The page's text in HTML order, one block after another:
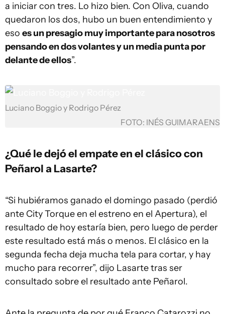
a iniciar con tres. Lo hizo bien. Con Oliva, cuando
quedaron los dos, hubo un buen entendimiento y
eso es un presagio muy importante para nosotros
pensando en dos volantes y un media punta por
delante de ellos”.
Luciano Boggio y Rodrigo Pérez
FOTO: INÉS GUIMARAENS
¿Qué le dejó el empate en el clásico con
Peñarol a Lasarte?
“Si hubiéramos ganado el domingo pasado (perdió
ante City Torque en el estreno en el Apertura), el
resultado de hoy estaría bien, pero luego de perder
este resultado está más o menos. El clásico en la
segunda fecha deja mucha tela para cortar, y hay
mucho para recorrer”, dijo Lasarte tras ser
consultado sobre el resultado ante Peñarol.